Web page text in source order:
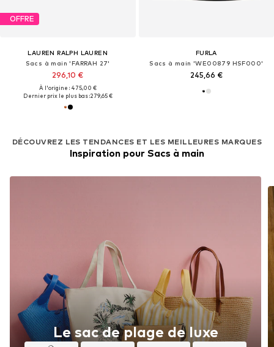
OFFRE
LAUREN RALPH LAUREN
Sacs à main 'FARRAH 27'
296,10 €
À l'origine : 475,00 €
Dernier prix le plus bas :279,65 €
DÉCOUVREZ LES TENDANCES ET LES MEILLEURES MARQUES
Inspiration pour Sacs à main
Le sac de plage de luxe
FURLA
Sacs à main 'WE00879 HSF000'
245,66 €